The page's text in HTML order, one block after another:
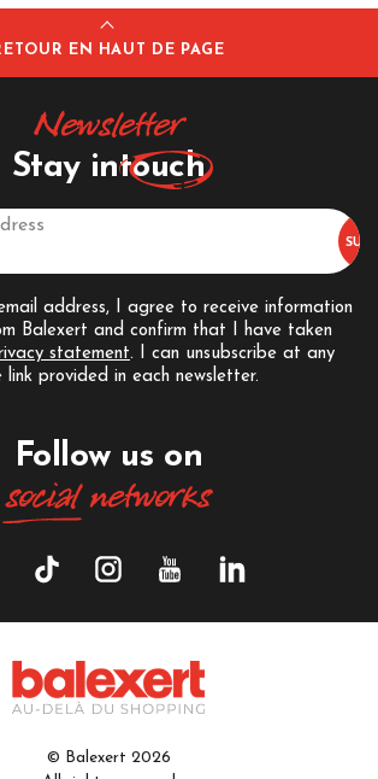
EN HAUT DE PAGE
Newsletter
Stay intouch
address, I agree to receive information
Balexert and confirm that I have taken
statement. I can unsubscribe at any
link provided in each newsletter.
Follow us on
socialnetworks
© Balexert 2026